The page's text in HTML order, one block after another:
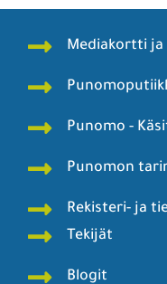
Mediakortti
Punomo -
Punomon
Rekisteri- ja
Tekijät
Blogit